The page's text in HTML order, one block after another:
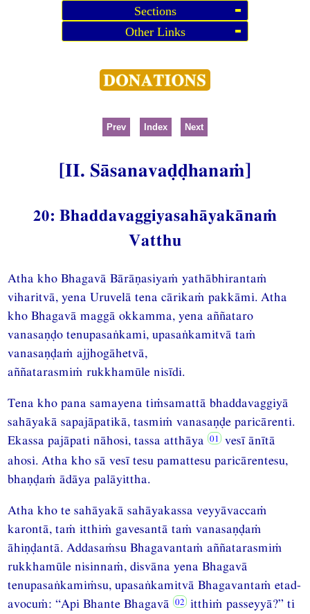
Sections
Other Links
Prev Index Next
[II. Sāsanavaḍḍhanaṁ]
20: Bhaddavaggiyasahāyakānaṁ
Vatthu
Atha kho Bhagavā Bārāṇasiyaṁ yathābhirantaṁ
viharitvā, yena Uruvelā tena cārikaṁ pakkāmi. Atha
kho Bhagavā maggā okkamma, yena aññataro
vanasaṇḍo tenupasaṅkami, upasaṅkamitvā taṁ
vanasaṇḍaṁ ajjhogāhetvā,
aññatarasmiṁ rukkhamūle nisīdi.
Tena kho pana samayena tiṁsamattā bhaddavaggiyā
sahāyakā sapajāpatikā, tasmiṁ vanasaṇḍe paricārenti.
Ekassa pajāpati nāhosi, tassa atthāya
vesī ānītā
ahosi. Atha kho sā vesī tesu pamattesu paricārentesu,
bhaṇḍaṁ ādāya palāyittha.
Atha kho te sahāyakā sahāyakassa veyyāvaccaṁ
karontā, taṁ itthiṁ gavesantā taṁ vanasaṇḍaṁ
āhiṇḍantā. Addasaṁsu Bhagavantaṁ aññatarasmiṁ
rukkhamūle nisinnaṁ, disvāna yena Bhagavā
tenupasaṅkamiṁsu, upasaṅkamitvā Bhagavantaṁ etad-
avocuṁ: “Api Bhante Bhagavā
itthiṁ passeyyā?” ti